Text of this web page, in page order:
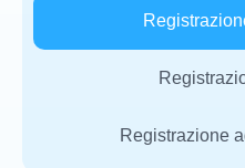
Registrazione